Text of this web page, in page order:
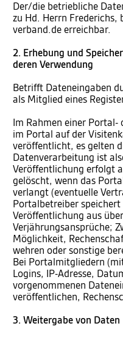
Der/die betriebliche
zu Hd. Herrn Frederichs,
verband.de erreichbar.
2. Erhebung und
deren Verwendung
Betrifft Dateneingaben
als Mitglied eines
Im Rahmen einer Portal-
im Portal auf der
veröffentlicht, es gelten
Datenverarbeitung ist
Veröffentlichung erfolgt
gelöscht, wenn das
verlangt (eventuelle
Portalbetreiber speichert
Veröffentlichung aus
Verjährungsansprüche;
Möglichkeit,
wehren oder sonstige
Bei Portalmitgliedern
Logins, IP-Adresse,
vorgenommenen
veröffentlichen,
3. Weitergabe von Daten